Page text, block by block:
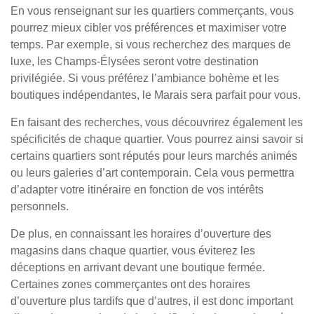
En vous renseignant sur les quartiers commerçants, vous
pourrez mieux cibler vos préférences et maximiser votre
temps. Par exemple, si vous recherchez des marques de
luxe, les Champs-Élysées seront votre destination
privilégiée. Si vous préférez l’ambiance bohème et les
boutiques indépendantes, le Marais sera parfait pour vous.
En faisant des recherches, vous découvrirez également les
spécificités de chaque quartier. Vous pourrez ainsi savoir si
certains quartiers sont réputés pour leurs marchés animés
ou leurs galeries d’art contemporain. Cela vous permettra
d’adapter votre itinéraire en fonction de vos intérêts
personnels.
De plus, en connaissant les horaires d’ouverture des
magasins dans chaque quartier, vous éviterez les
déceptions en arrivant devant une boutique fermée.
Certaines zones commerçantes ont des horaires
d’ouverture plus tardifs que d’autres, il est donc important